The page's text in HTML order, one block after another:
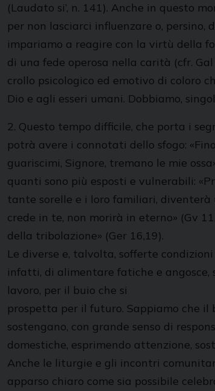
(Laudato si’, n. 141). Anche in questo
per non lasciarci influenzare o,
impariamo a reagire con la virtù della
di una fede operosa nella carità (cfr.
crollo psicologico ed emotivo di coloro
Dio e agli esseri umani. Dobbiamo,
2. Questo tempo difficile, che porta i
potrà avere i connotati dello sfogo:
guariscimi, Signore, tremano le mie
quanti sono più esposti e vulnerabili:
tante sorelle e i loro familiari, diventerà
crede in te, non morirà in eterno» (Gv
della tribolazione» (Ger 16,19).
Le diverse e, talvolta, sofferte
infatti, di alimentare fatiche e angosce,
lavoro, per il buio che si
prospetta per il futuro. Sappiamo che
sostengano, con grande senso di
domestiche, esprimendo attenzione,
Anche le liturgie e gli incontri
apparso chiaro come sia possibile